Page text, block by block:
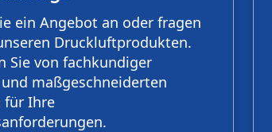
ein Angebot an oder fragen
Druckluftprodukten.
Sie von fachkundiger
maßgeschneiderten
für Ihre